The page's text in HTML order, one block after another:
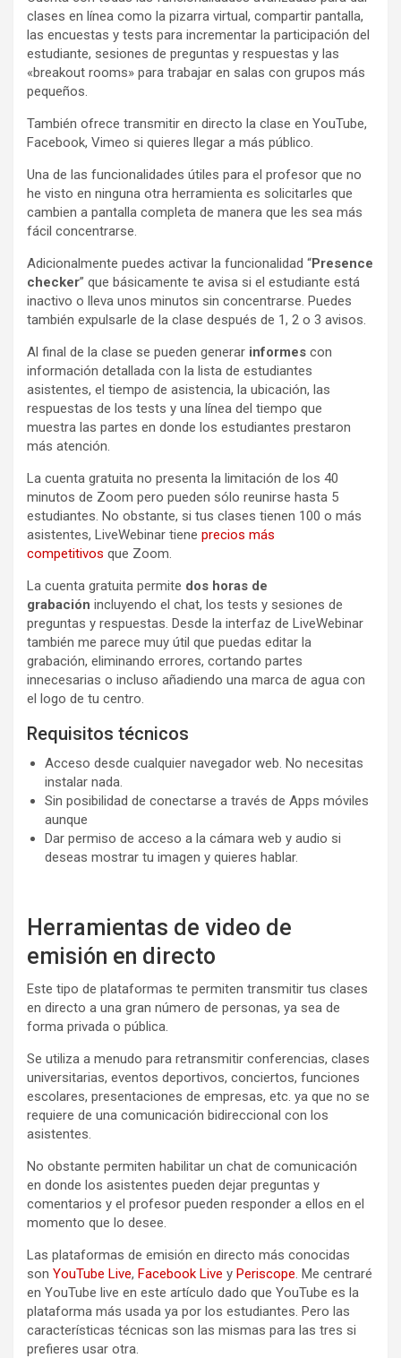
clases en línea como la pizarra virtual, compartir pantalla,
las encuestas y tests para incrementar la participación del
estudiante, sesiones de preguntas y respuestas y las
«breakout rooms» para trabajar en salas con grupos más
pequeños.
También ofrece transmitir en directo la clase en YouTube,
Facebook, Vimeo si quieres llegar a más público.
Una de las funcionalidades útiles para el profesor que no
he visto en ninguna otra herramienta es solicitarles que
cambien a pantalla completa de manera que les sea más
fácil concentrarse.
Adicionalmente puedes activar la funcionalidad “Presence
checker” que básicamente te avisa si el estudiante está
inactivo o lleva unos minutos sin concentrarse. Puedes
también expulsarle de la clase después de 1, 2 o 3 avisos.
Al final de la clase se pueden generar informes con
información detallada con la lista de estudiantes
asistentes, el tiempo de asistencia, la ubicación, las
respuestas de los tests y una línea del tiempo que
muestra las partes en donde los estudiantes prestaron
más atención.
La cuenta gratuita no presenta la limitación de los 40
minutos de Zoom pero pueden sólo reunirse hasta 5
estudiantes. No obstante, si tus clases tienen 100 o más
asistentes, LiveWebinar tiene precios más
competitivos que Zoom.
La cuenta gratuita permite dos horas de
grabación incluyendo el chat, los tests y sesiones de
preguntas y respuestas. Desde la interfaz de LiveWebinar
también me parece muy útil que puedas editar la
grabación, eliminando errores, cortando partes
innecesarias o incluso añadiendo una marca de agua con
el logo de tu centro.
Requisitos técnicos
Acceso desde cualquier navegador web. No necesitas
instalar nada.
Sin posibilidad de conectarse a través de Apps móviles
aunque
Dar permiso de acceso a la cámara web y audio si
deseas mostrar tu imagen y quieres hablar.
Herramientas de video de
emisión en directo
Este tipo de plataformas te permiten transmitir tus clases
en directo a una gran número de personas, ya sea de
forma privada o pública.
Se utiliza a menudo para retransmitir conferencias, clases
universitarias, eventos deportivos, conciertos, funciones
escolares, presentaciones de empresas, etc. ya que no se
requiere de una comunicación bidireccional con los
asistentes.
No obstante permiten habilitar un chat de comunicación
en donde los asistentes pueden dejar preguntas y
comentarios y el profesor pueden responder a ellos en el
momento que lo desee.
Las plataformas de emisión en directo más conocidas
son YouTube Live, Facebook Live y Periscope. Me centraré
en YouTube live en este artículo dado que YouTube es la
plataforma más usada ya por los estudiantes. Pero las
características técnicas son las mismas para las tres si
prefieres usar otra.